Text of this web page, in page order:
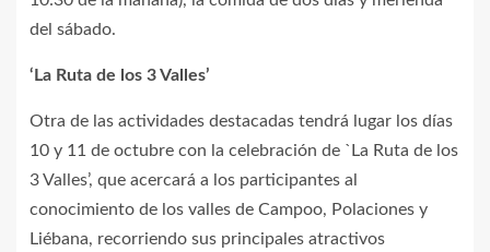
del sábado.
‘La Ruta de los 3 Valles’
Otra de las actividades destacadas tendrá lugar los días
10 y 11 de octubre con la celebración de `La Ruta de los
3 Valles’, que acercará a los participantes al
conocimiento de los valles de Campoo, Polaciones y
Liébana, recorriendo sus principales atractivos